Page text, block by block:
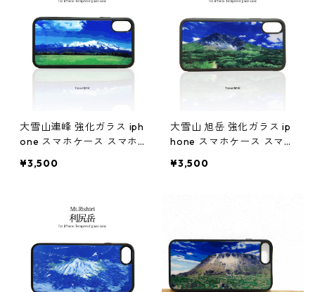
大雪山連峰 強化ガラス iph
one スマホケース スマホ
岳 自然 草原
¥3,500
大雪山 旭岳 強化ガラス ip
hone スマホケース スマホ
¥3,500